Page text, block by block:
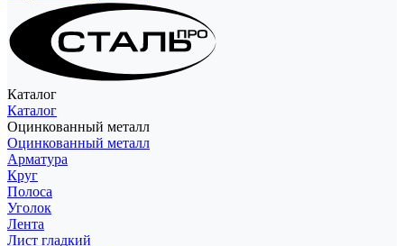
Каталог
Каталог
Оцинкованный металл
Оцинкованный металл
Арматура
Круг
Полоса
Уголок
Лента
Лист гладкий